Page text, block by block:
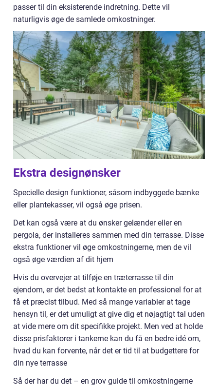
passer til din eksisterende indretning. Dette vil
naturligvis øge de samlede omkostninger.
Ekstra designønsker
Specielle design funktioner, såsom indbyggede bænke
eller plantekasser, vil også øge prisen.
Det kan også være at du ønsker gelænder eller en
pergola, der installeres sammen med din terrasse. Disse
ekstra funktioner vil øge omkostningerne, men de vil
også øge værdien af dit hjem
Hvis du overvejer at tilføje en træterrasse til din
ejendom, er det bedst at kontakte en professionel for at
få et præcist tilbud. Med så mange variabler at tage
hensyn til, er det umuligt at give dig et nøjagtigt tal uden
at vide mere om dit specifikke projekt. Men ved at holde
disse prisfaktorer i tankerne kan du få en bedre idé om,
hvad du kan forvente, når det er tid til at budgettere for
din nye terrasse
Så der har du det – en grov guide til omkostningerne